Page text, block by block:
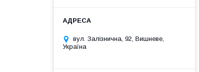
вул. Залізнична, 92, Вишневе,
Україна